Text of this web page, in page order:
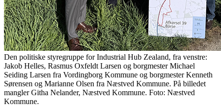
Den politiske styregruppe for Industrial Hub Zealand, fra venstre:
Jakob Helles, Rasmus Oxfeldt Larsen og borgmester Michael
Seiding Larsen fra Vordingborg Kommune og borgmester Kenneth
Sørensen og Marianne Olsen fra Næstved Kommune. På billedet
mangler Githa Nelander, Næstved Kommune. Foto: Næstved
Kommune.